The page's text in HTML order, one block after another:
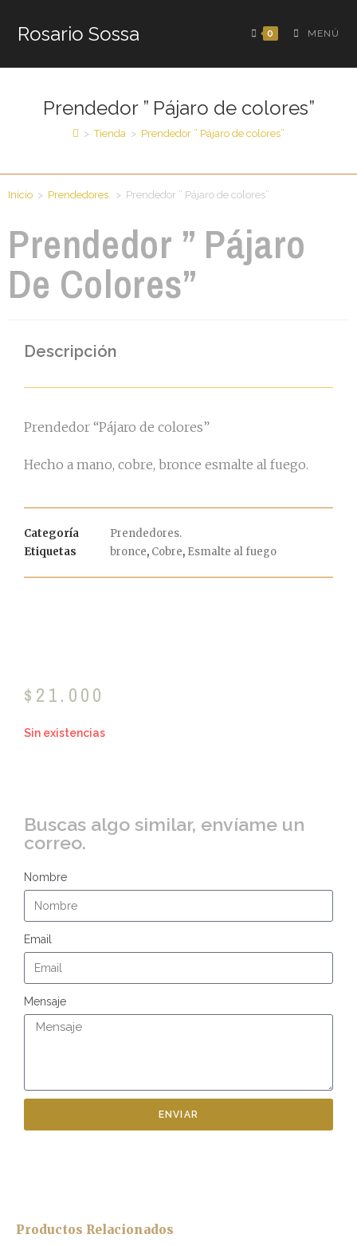
Rosario Sossa 0 MENÚ
Prendedor ” Pájaro de colores”
> Tienda > Prendedor ” Pájaro de colores”
Inicio > Prendedores. > Prendedor ” Pájaro de colores”
Prendedor ” Pájaro
De Colores”
Descripción
Prendedor “Pájaro de colores”
Hecho a mano, cobre, bronce esmalte al fuego.
Categoría
Prendedores.
Etiquetas
bronce, Cobre, Esmalte al fuego
$ 21.000
Sin existencias
Buscas algo similar, envíame un
correo.
Nombre
Email
Mensaje
ENVIAR
Productos Relacionados